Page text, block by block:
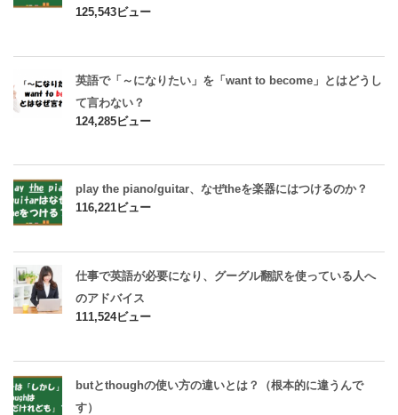
125,543ビュー
英語で「～になりたい」を「want to become」とはどうし
て言わない？
124,285ビュー
play the piano/guitar、なぜtheを楽器にはつけるのか？
116,221ビュー
仕事で英語が必要になり、グーグル翻訳を使っている人へ
のアドバイス
111,524ビュー
butとthoughの使い方の違いとは？（根本的に違うんで
す）